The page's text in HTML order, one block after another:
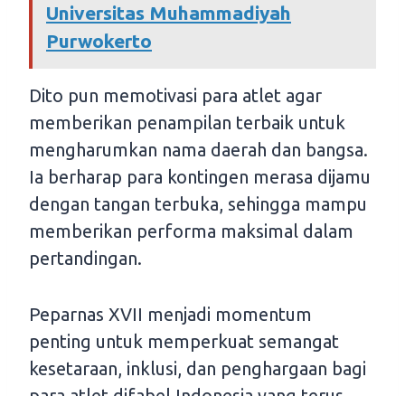
Universitas Muhammadiyah
Purwokerto
Dito pun memotivasi para atlet agar
memberikan penampilan terbaik untuk
mengharumkan nama daerah dan bangsa.
Ia berharap para kontingen merasa dijamu
dengan tangan terbuka, sehingga mampu
memberikan performa maksimal dalam
pertandingan.
Peparnas XVII menjadi momentum
penting untuk memperkuat semangat
kesetaraan, inklusi, dan penghargaan bagi